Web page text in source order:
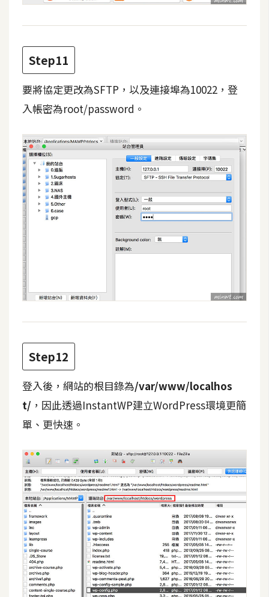
提
案
Step11
要將協定更改為SFTP，以及連接埠為10022，登
入帳密為root/password。
Step12
登入後，網站的根目錄為/var/www/localhos
t/ ，因此透過InstantWP建立WordPress環境更簡
單、更快速。